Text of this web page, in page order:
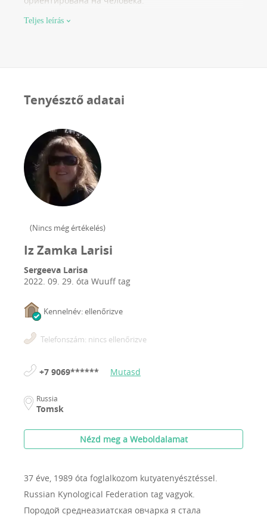
Teljes leírás
Tenyésztő adatai
(Nincs még értékelés)
Iz Zamka Larisi
Sergeeva Larisa
2022. 09. 29. óta Wuuff tag
Kennelnév: ellenőrizve
Telefonszám: nincs ellenőrizve
+7 9069****** Mutasd
Russia
Tomsk
Nézd meg a Weboldalamat
37 éve, 1989 óta foglalkozom kutyatenyésztéssel.
Russian Kynological Federation tag vagyok.
Породой среднеазиатская овчарка я стала